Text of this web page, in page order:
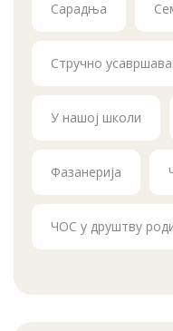
Сарадња
Стручно
У нашој школи
Фазанерија
ЧОС у друштву